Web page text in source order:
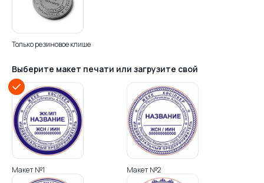
Только резиновое клише
Выберите макет печати или загрузите свой
Макет №1 Макет №2